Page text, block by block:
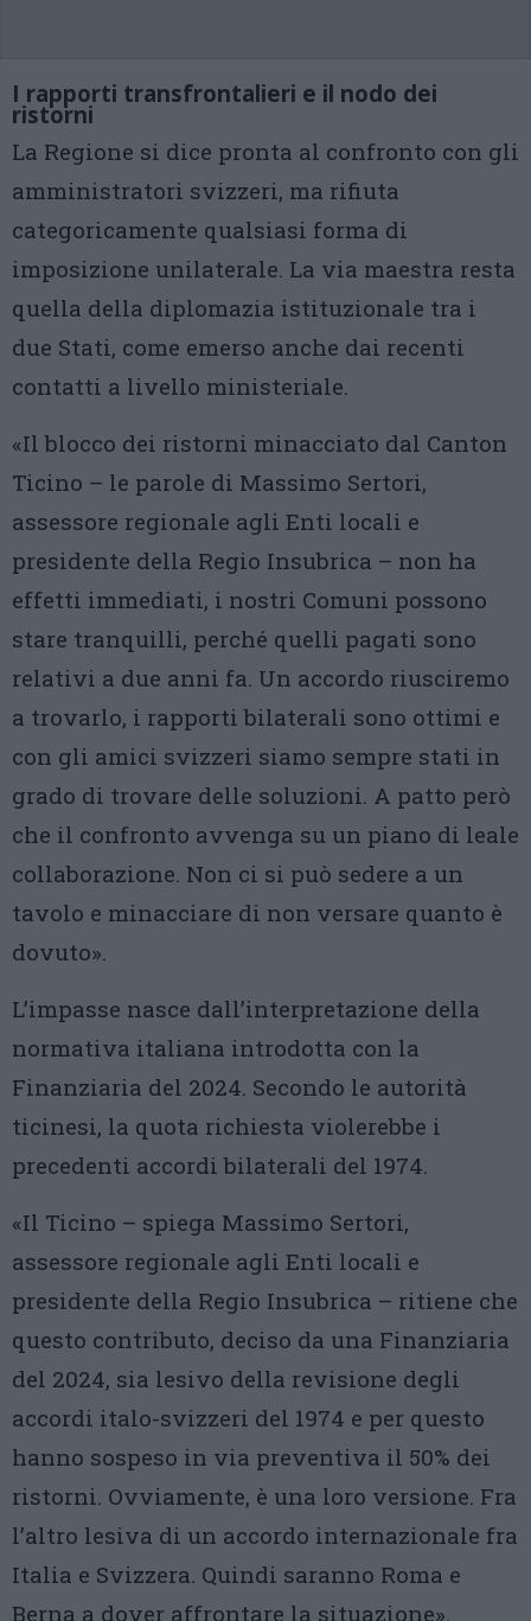
I rapporti transfrontalieri e il nodo dei
ristorni
La Regione si dice pronta al confronto con gli
amministratori svizzeri, ma rifiuta
categoricamente qualsiasi forma di
imposizione unilaterale. La via maestra resta
quella della diplomazia istituzionale tra i
due Stati, come emerso anche dai recenti
contatti a livello ministeriale.
«Il blocco dei ristorni minacciato dal Canton
Ticino – le parole di Massimo Sertori,
assessore regionale agli Enti locali e
presidente della Regio Insubrica – non ha
effetti immediati, i nostri Comuni possono
stare tranquilli, perché quelli pagati sono
relativi a due anni fa. Un accordo riusciremo
a trovarlo, i rapporti bilaterali sono ottimi e
con gli amici svizzeri siamo sempre stati in
grado di trovare delle soluzioni. A patto però
che il confronto avvenga su un piano di leale
collaborazione. Non ci si può sedere a un
tavolo e minacciare di non versare quanto è
dovuto».
L’impasse nasce dall’interpretazione della
normativa italiana introdotta con la
Finanziaria del 2024. Secondo le autorità
ticinesi, la quota richiesta violerebbe i
precedenti accordi bilaterali del 1974.
«Il Ticino – spiega Massimo Sertori,
assessore regionale agli Enti locali e
presidente della Regio Insubrica – ritiene che
questo contributo, deciso da una Finanziaria
del 2024, sia lesivo della revisione degli
accordi italo-svizzeri del 1974 e per questo
hanno sospeso in via preventiva il 50% dei
ristorni. Ovviamente, è una loro versione. Fra
l’altro lesiva di un accordo internazionale fra
Italia e Svizzera. Quindi saranno Roma e
Berna a dover affrontare la situazione».